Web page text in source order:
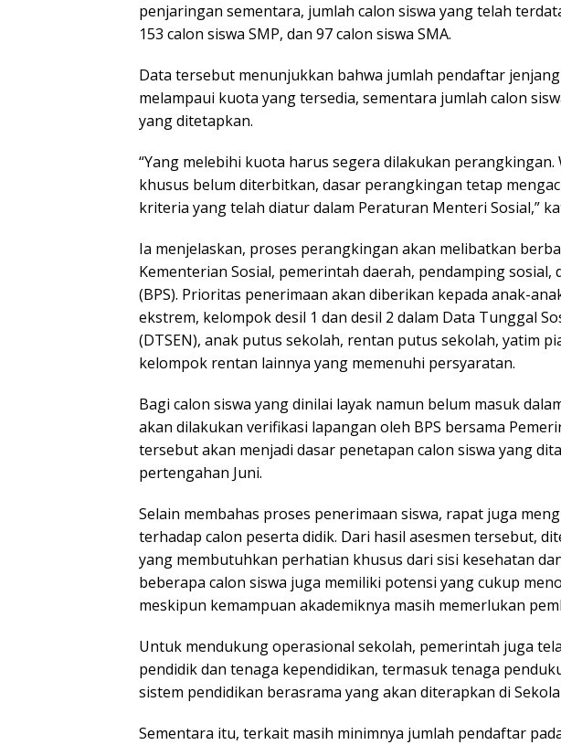
penjaringan sementara, jumlah calon siswa yang telah
153 calon siswa SMP, dan 97 calon siswa SMA.
Data tersebut menunjukkan bahwa jumlah pendaftar jenjang
melampaui kuota yang tersedia, sementara jumlah calon
yang ditetapkan.
“Yang melebihi kuota harus segera dilakukan
khusus belum diterbitkan, dasar perangkingan tetap
kriteria yang telah diatur dalam Peraturan Menteri Sosial,”
Ia menjelaskan, proses perangkingan akan melibatkan
Kementerian Sosial, pemerintah daerah, pendamping sosial,
(BPS). Prioritas penerimaan akan diberikan kepada anak-
ekstrem, kelompok desil 1 dan desil 2 dalam Data Tunggal
(DTSEN), anak putus sekolah, rentan putus sekolah, yatim
kelompok rentan lainnya yang memenuhi persyaratan.
Bagi calon siswa yang dinilai layak namun belum masuk
akan dilakukan verifikasi lapangan oleh BPS bersama
tersebut akan menjadi dasar penetapan calon siswa yang
pertengahan Juni.
Selain membahas proses penerimaan siswa, rapat juga
terhadap calon peserta didik. Dari hasil asesmen tersebut,
yang membutuhkan perhatian khusus dari sisi kesehatan
beberapa calon siswa juga memiliki potensi yang cukup
meskipun kemampuan akademiknya masih memerlukan
Untuk mendukung operasional sekolah, pemerintah juga
pendidik dan tenaga kependidikan, termasuk tenaga
sistem pendidikan berasrama yang akan diterapkan di
Sementara itu, terkait masih minimnya jumlah pendaftar